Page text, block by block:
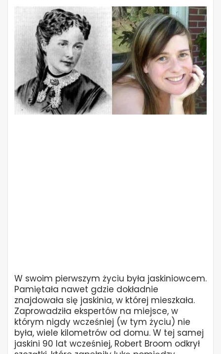
W swoim pierwszym życiu była jaskiniowcem.
Pamiętała nawet gdzie dokładnie
znajdowała się jaskinia, w której mieszkała.
Zaprowadziła ekspertów na miejsce, w
którym nigdy wcześniej (w tym życiu) nie
była, wiele kilometrów od domu. W tej samej
jaskini 90 lat wcześniej, Robert Broom odkrył